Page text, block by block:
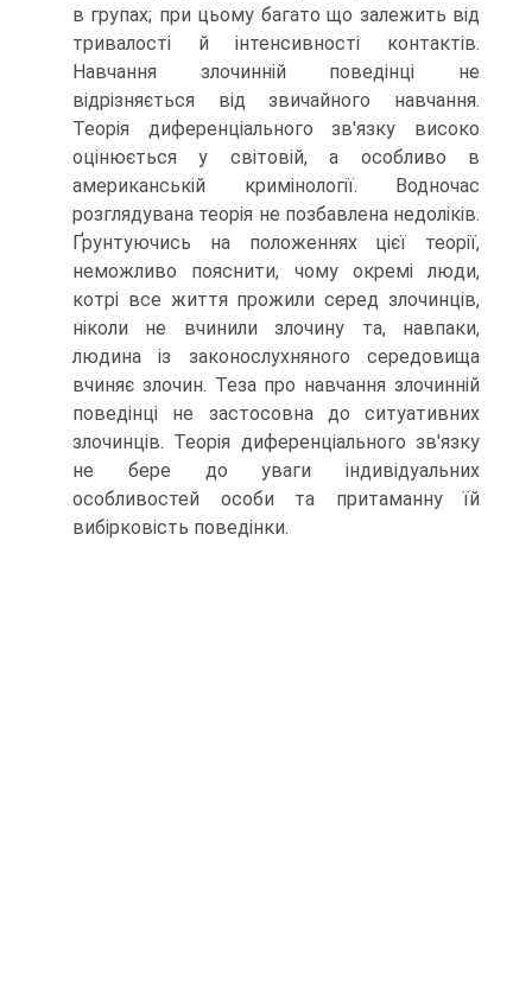
в групах; при цьому багато що залежить від
тривалості й інтенсивності контактів.
Навчання злочинній поведінці не
відрізняється від звичайного навчання.
Теорія диференціального зв'язку високо
оцінюється у світовій, а особливо в
американській кримінології. Водночас
розглядувана теорія не позбавлена недоліків.
Ґрунтуючись на положеннях цієї теорії,
неможливо пояснити, чому окремі люди,
котрі все життя прожили серед злочинців,
ніколи не вчинили злочину та, навпаки,
людина із законослухняного середовища
вчиняє злочин. Теза про навчання злочинній
поведінці не застосовна до ситуативних
злочинців. Теорія диференціального зв'язку
не бере до уваги індивідуальних
особливостей особи та притаманну їй
вибірковість поведінки.